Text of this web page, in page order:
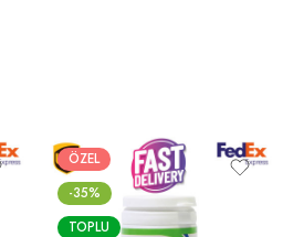
ÖZEL
-35%
TOPLU